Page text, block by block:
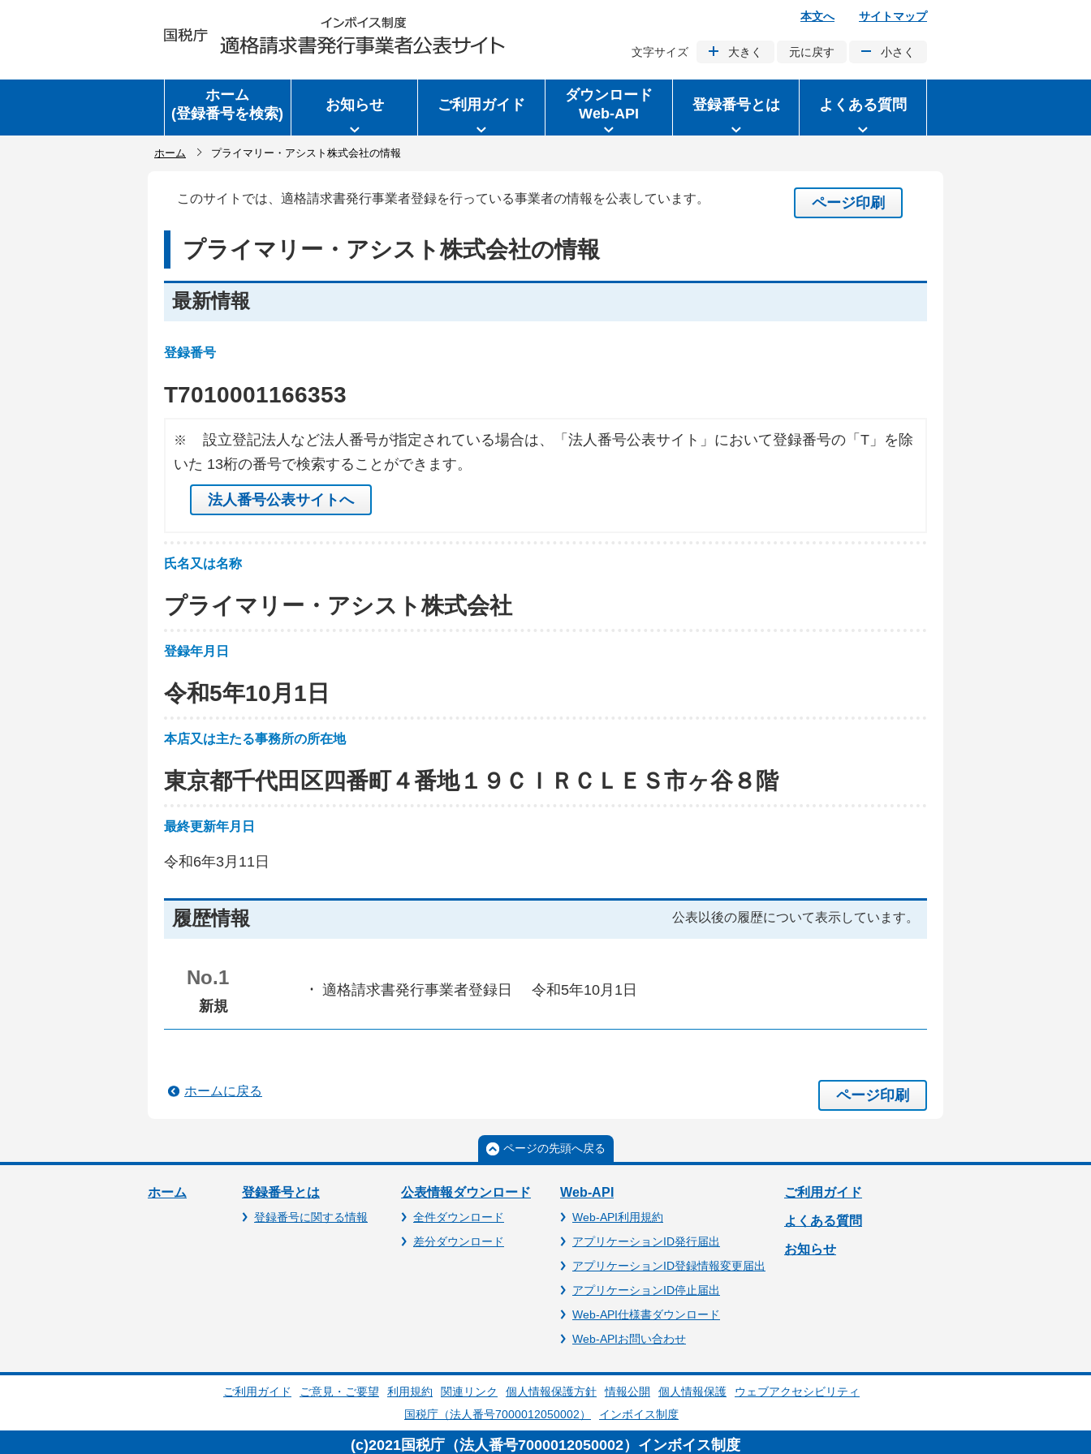
本文へ サイトマップ
文字サイズ 大きく 元に戻す 小さく
ホーム
(登録番号を検索)
お知らせ ご利用ガイド
ダウンロード
Web-API
登録番号とは よくある質問
ホーム プライマリー・アシスト株式会社の情報
このサイトでは、適格請求書発行事業者登録を行っている事業者の情報を公表しています。 ページ印刷
プライマリー・アシスト株式会社の情報
最新情報
登録番号
T7010001166353
※
設立登記法人など法人番号が指定されている場合は、「法人番号公表サイト」において登録番号の「T」を除
いた 13桁の番号で検索することができます。
法人番号公表サイトへ
氏名又は名称
プライマリー・アシスト株式会社
登録年月日
令和5年10月1日
本店又は主たる事務所の所在地
東京都千代田区四番町４番地１９ＣＩＲＣＬＥＳ市ヶ谷８階
最終更新年月日
令和6年3月11日
履歴情報 公表以後の履歴について表示しています。
No.1
新規
適格請求書発行事業者登録日 令和5年10月1日
ページ印刷
ホームに戻る
ページの先頭へ戻る
ホーム 登録番号とは
登録番号に関する情報
公表情報ダウンロード
全件ダウンロード
差分ダウンロード
Web-API
Web-API利用規約
アプリケーションID発行届出
アプリケーションID登録情報変更届出
アプリケーションID停止届出
Web-API仕様書ダウンロード
Web-APIお問い合わせ
ご利用ガイド
よくある質問
お知らせ
ご利用ガイド ご意見・ご要望 利用規約 関連リンク 個人情報保護方針 情報公開 個人情報保護
ウェブアクセシビリティ
国税庁（法人番号7000012050002）
インボイス制度
(c)2021国税庁（法人番号7000012050002）インボイス制度